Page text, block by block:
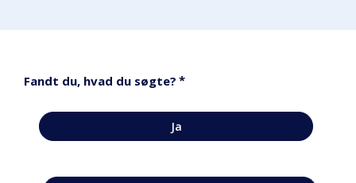
Fandt du, hvad du søgte? *
Ja